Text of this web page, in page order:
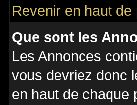
Revenir en haut de
Que sont les
Les Annonces
vous devriez donc
en haut de chaque